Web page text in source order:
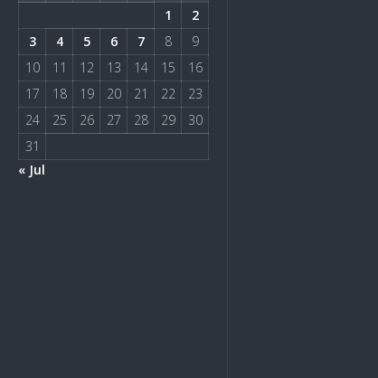
1
2
3
4 5 6 7 8
9
10
11 12 13 14 15
16
17
18 19 20 21 22
23
24
25 26 27 28 29
30
31
« Jul